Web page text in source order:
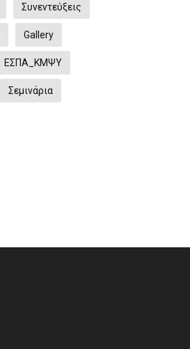
Συνεντεύξεις
Gallery
ΕΣΠΑ_ΚΜΨΥ
Σεμινάρια